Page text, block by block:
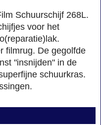
Schuurschijf 268L.
voor het
filmrug. De gegolfde
"insnijden" in de
schuurkras.